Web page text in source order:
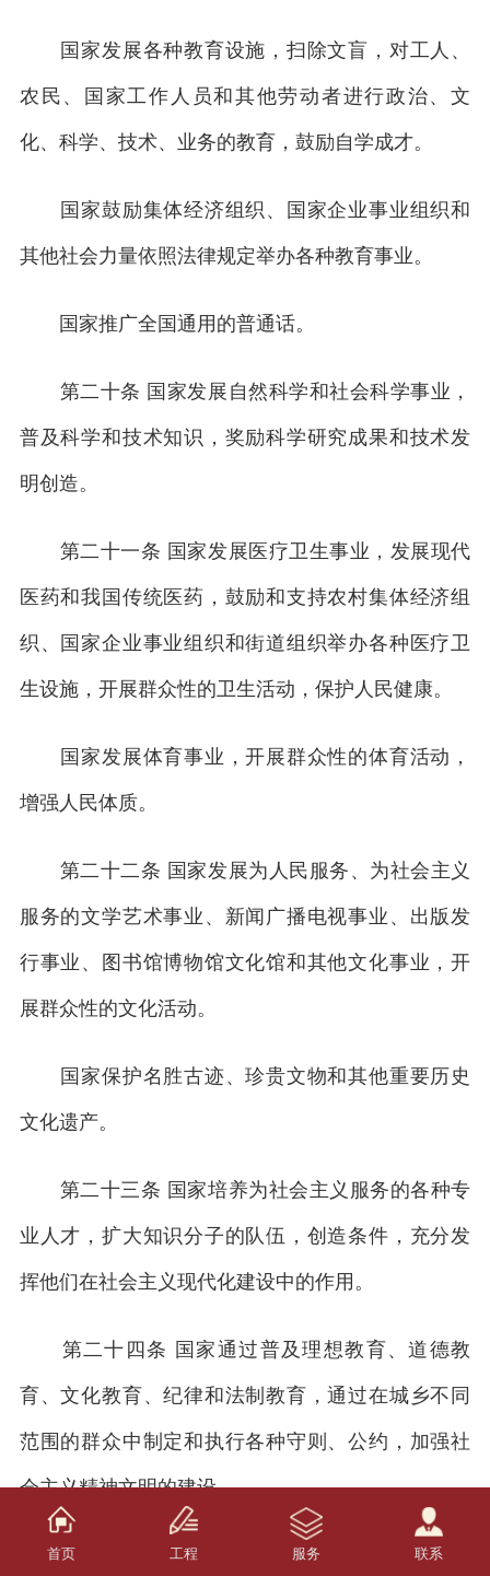
国家发展各种教育设施，扫除文盲，对工人、
农民、国家工作人员和其他劳动者进行政治、文
化、科学、技术、业务的教育，鼓励自学成才。
国家鼓励集体经济组织、国家企业事业组织和
其他社会力量依照法律规定举办各种教育事业。
国家推广全国通用的普通话。
第二十条 国家发展自然科学和社会科学事业，
普及科学和技术知识，奖励科学研究成果和技术发
明创造。
第二十一条 国家发展医疗卫生事业，发展现代
医药和我国传统医药，鼓励和支持农村集体经济组
织、国家企业事业组织和街道组织举办各种医疗卫
生设施，开展群众性的卫生活动，保护人民健康。
国家发展体育事业，开展群众性的体育活动，
增强人民体质。
第二十二条 国家发展为人民服务、为社会主义
服务的文学艺术事业、新闻广播电视事业、出版发
行事业、图书馆博物馆文化馆和其他文化事业，开
展群众性的文化活动。
国家保护名胜古迹、珍贵文物和其他重要历史
文化遗产。
第二十三条 国家培养为社会主义服务的各种专
业人才，扩大知识分子的队伍，创造条件，充分发
挥他们在社会主义现代化建设中的作用。
第二十四条 国家通过普及理想教育、道德教
育、文化教育、纪律和法制教育，通过在城乡不同
范围的群众中制定和执行各种守则、公约，加强社
会主义精神文明的建设。
国家倡导社会主义核心价值观，提倡爱祖国、
首页 工程 服务 联系